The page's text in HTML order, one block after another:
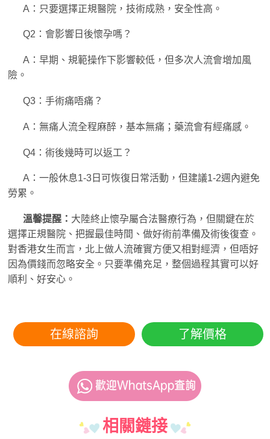
A：只要選擇正規醫院，技術成熟，安全性高。
Q2：會影響日後懷孕嗎？
A：早期、規範操作下影響較低，但多次人流會增加風
險。
Q3：手術痛唔痛？
A：無痛人流全程麻醉，基本無痛；藥流會有經痛感。
Q4：術後幾時可以返工？
A：一般休息1-3日可恢復日常活動，但建議1-2週內避免
勞累。
溫馨提醒： 大陸終止懷孕屬合法醫療行為，但關鍵在於
選擇正規醫院、把握最佳時間、做好術前準備及術後復查。
對香港女生而言，北上做人流確實方便又相對經濟，但唔好
因為價錢而忽略安全。只要準備充足，整個過程其實可以好
順利、好安心。
在線諮詢 了解價格
相關鏈接